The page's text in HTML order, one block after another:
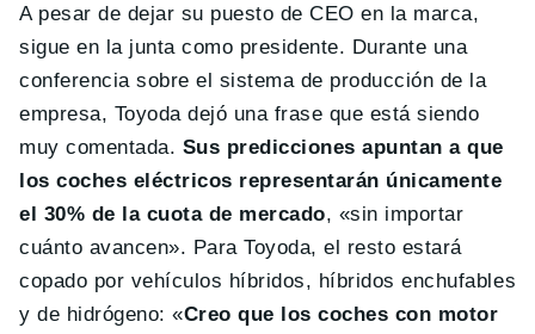
A pesar de dejar su puesto de CEO en la marca,
sigue en la junta como presidente. Durante una
conferencia sobre el sistema de producción de la
empresa, Toyoda dejó una frase que está siendo
muy comentada. Sus predicciones apuntan a que
los coches eléctricos representarán únicamente
el 30% de la cuota de mercado, «sin importar
cuánto avancen». Para Toyoda, el resto estará
copado por vehículos híbridos, híbridos enchufables
y de hidrógeno: «Creo que los coches con motor